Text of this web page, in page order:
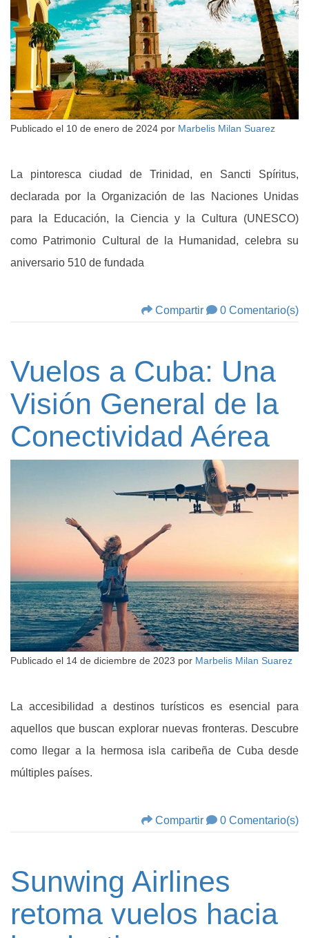
Publicado el 10 de enero de 2024 por Marbelis Milan Suarez
La pintoresca ciudad de Trinidad, en Sancti Spíritus,
declarada por la Organización de las Naciones Unidas
para la Educación, la Ciencia y la Cultura (UNESCO)
como Patrimonio Cultural de la Humanidad, celebra su
aniversario 510 de fundada
Compartir 0 Comentario(s)
Vuelos a Cuba: Una
Visión General de la
Conectividad Aérea
Publicado el 14 de diciembre de 2023 por Marbelis Milan Suarez
La accesibilidad a destinos turísticos es esencial para
aquellos que buscan explorar nuevas fronteras. Descubre
como llegar a la hermosa isla caribeña de Cuba desde
múltiples países.
Compartir 0 Comentario(s)
Sunwing Airlines
retoma vuelos hacia